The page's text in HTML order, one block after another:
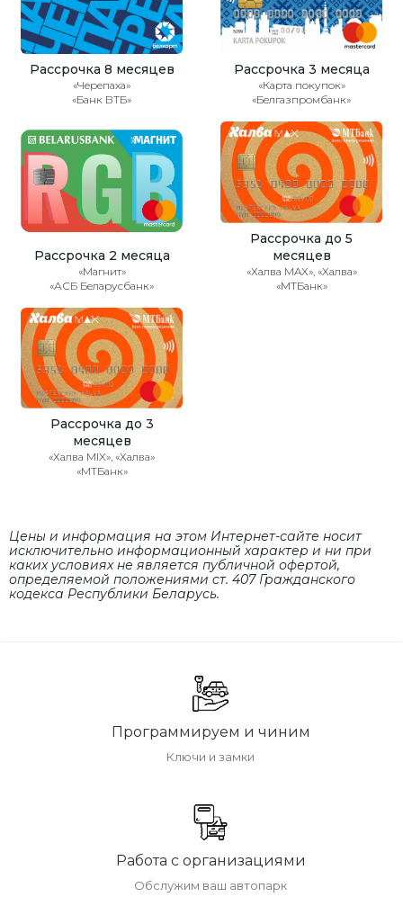
Рассрочка 8 месяцев
«Черепаха»
«Банк ВТБ»
Рассрочка 3 месяца
«Карта покупок»
«Белгазпромбанк»
Рассрочка 2 месяца
«Магнит»
«АСБ Беларусбанк»
Рассрочка до 5
месяцев
«Халва MAX», «Халва»
«МТБанк»
Рассрочка до 3
месяцев
«Халва MIX», «Халва»
«МТБанк»
Цены и информация на этом Интернет-сайте носит
исключительно информационный характер и ни при
каких условиях не является публичной офертой,
определяемой положениями cт. 407 Гражданского
кодекса Республики Беларусь.
Программируем и чиним
Ключи и замки
Работа с организациями
Обслужим ваш автопарк